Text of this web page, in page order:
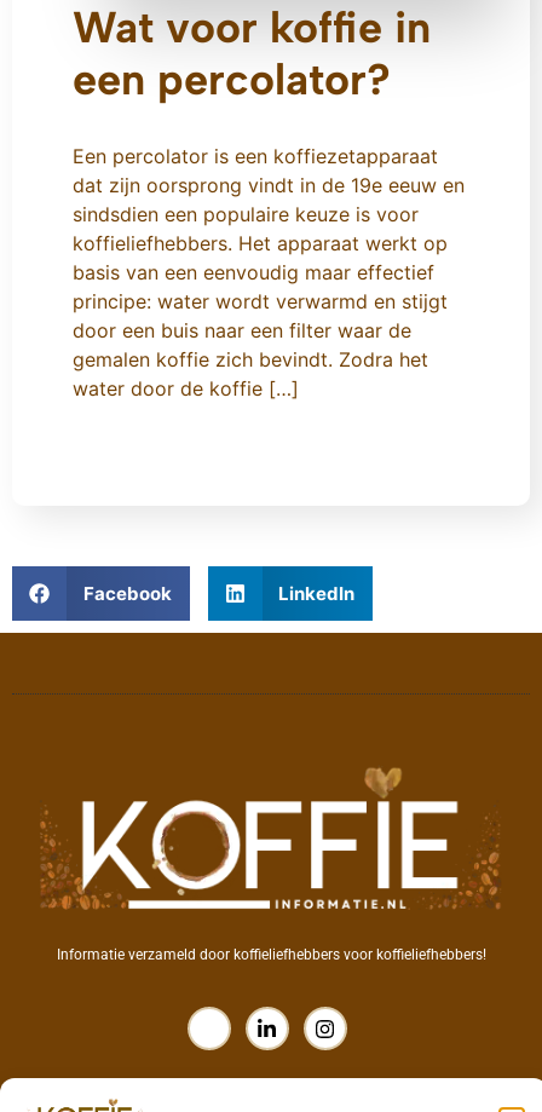
Wat voor koffie in
een percolator?
Een percolator is een koffiezetapparaat
dat zijn oorsprong vindt in de 19e eeuw en
sindsdien een populaire keuze is voor
koffieliefhebbers. Het apparaat werkt op
basis van een eenvoudig maar effectief
principe: water wordt verwarmd en stijgt
door een buis naar een filter waar de
gemalen koffie zich bevindt. Zodra het
water door de koffie […]
Facebook LinkedIn
Informatie verzameld door koffieliefhebbers voor koffieliefhebbers!
Koffie links